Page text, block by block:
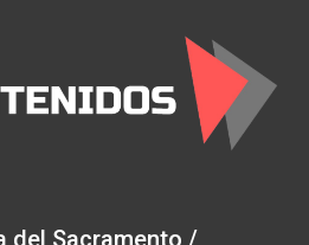
del Sacramento /